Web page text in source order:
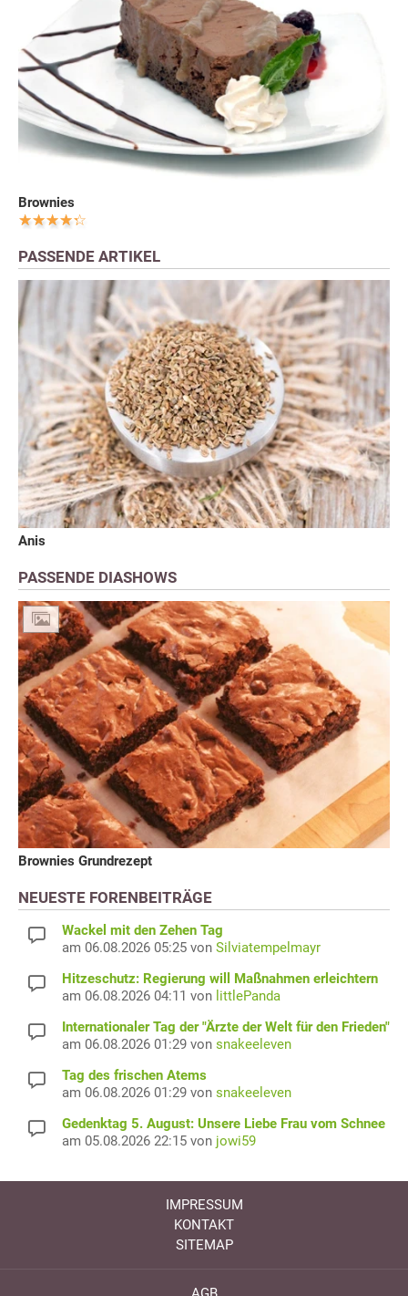
Brownies
PASSENDE ARTIKEL
Anis
PASSENDE DIASHOWS
Brownies Grundrezept
NEUESTE FORENBEITRÄGE
Wackel mit den Zehen Tag
am 06.08.2026 05:25 von Silviatempelmayr
Hitzeschutz: Regierung will Maßnahmen erleichtern
am 06.08.2026 04:11 von littlePanda
Internationaler Tag der "Ärzte der Welt für den Frieden"
am 06.08.2026 01:29 von snakeeleven
Tag des frischen Atems
am 06.08.2026 01:29 von snakeeleven
Gedenktag 5. August: Unsere Liebe Frau vom Schnee
am 05.08.2026 22:15 von jowi59
IMPRESSUM
KONTAKT
SITEMAP